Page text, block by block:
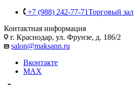
+7 (988) 242-77-71Торговый зал
Контактная информация
г. Краснодар, ул. Фрунзе, д. 186/2
salon@maksann.ru
Вконтакте
MAX